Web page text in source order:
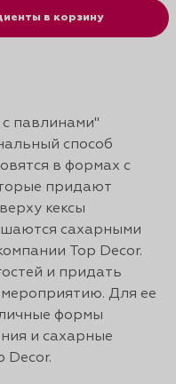
в корзину
павлинами"
способ
в формах с
придают
кексы
сахарными
Top Decor.
и придать
Для ее
формы
и сахарные
Decor.